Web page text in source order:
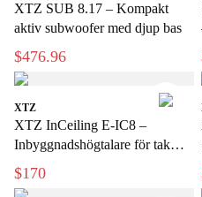
XTZ SUB 8.17 – Kompakt
aktiv subwoofer med djup bas
$476.96
XTZ
XTZ InCeiling E-IC8 –
Inbyggnadshögtalare för tak
med kraftfull bas
$170